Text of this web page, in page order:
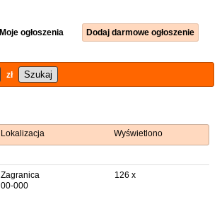
Moje ogłoszenia Dodaj darmowe ogłoszenie
zł
Lokalizacja Wyświetlono
Zagranica
00-000
126 x